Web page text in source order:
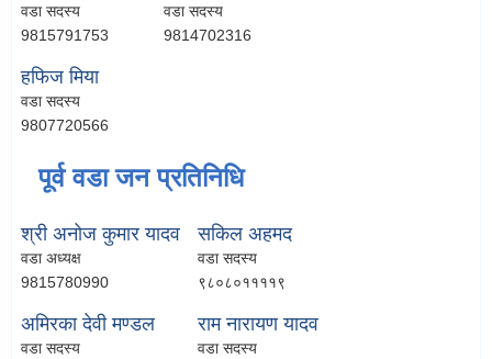
वडा सदस्य
9815791753
वडा सदस्य
9814702316
हफिज मिया
वडा सदस्य
9807720566
पूर्व वडा जन प्रतिनिधि
श्री अनोज कुमार यादव
वडा अध्यक्ष
9815780990
सकिल अहमद
वडा सदस्य
९८०८०११११९
अमिरका देवी मण्डल
वडा सदस्य
राम नारायण यादव
वडा सदस्य